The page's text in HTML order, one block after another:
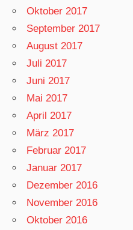
Oktober 2017
September 2017
August 2017
Juli 2017
Juni 2017
Mai 2017
April 2017
März 2017
Februar 2017
Januar 2017
Dezember 2016
November 2016
Oktober 2016